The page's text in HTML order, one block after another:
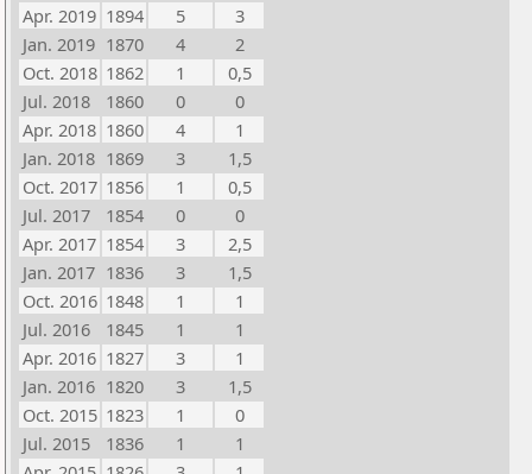
Apr. 2019 1894 5
3
Jan. 2019 1870 4
2
Oct. 2018 1862 1
0,5
Jul. 2018
1860 0
0
Apr. 2018 1860 4
1
Jan. 2018 1869 3
1,5
Oct. 2017 1856 1
0,5
Jul. 2017
1854 0
0
Apr. 2017 1854 3
2,5
Jan. 2017 1836 3
1,5
Oct. 2016 1848 1
1
Jul. 2016
1845 1
1
Apr. 2016 1827 3
1
Jan. 2016 1820 3
1,5
Oct. 2015 1823 1
0
Jul. 2015
1836 1
1